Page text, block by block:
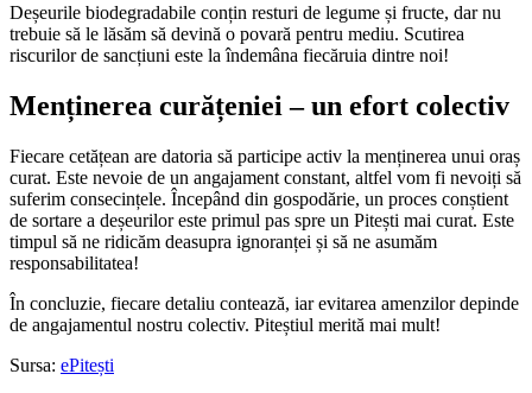
Deșeurile biodegradabile conțin resturi de legume și fructe, dar nu
trebuie să le lăsăm să devină o povară pentru mediu. Scutirea
riscurilor de sancțiuni este la îndemâna fiecăruia dintre noi!
Menținerea curățeniei – un efort colectiv
Fiecare cetățean are datoria să participe activ la menținerea unui oraș
curat. Este nevoie de un angajament constant, altfel vom fi nevoiți să
suferim consecințele. Începând din gospodărie, un proces conștient
de sortare a deșeurilor este primul pas spre un Pitești mai curat. Este
timpul să ne ridicăm deasupra ignoranței și să ne asumăm
responsabilitatea!
În concluzie, fiecare detaliu contează, iar evitarea amenzilor depinde
de angajamentul nostru colectiv. Piteștiul merită mai mult!
Sursa: ePitești